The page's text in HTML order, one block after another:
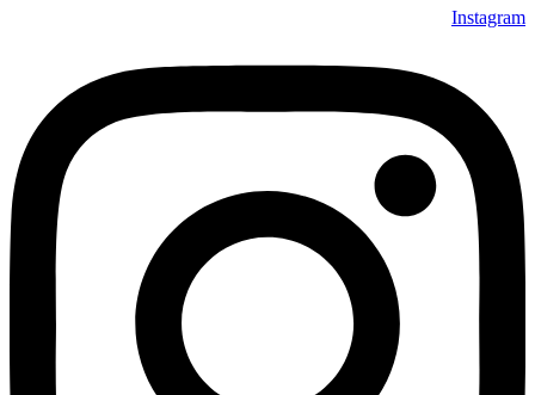
Instagram